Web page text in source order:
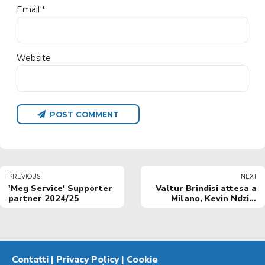
Email *
Website
POST COMMENT
PREVIOUS
'Meg Service' Supporter
partner 2024/25
NEXT
Valtur Brindisi attesa a
Milano, Kevin Ndzie:
Contatti | Privacy Policy| Cookie